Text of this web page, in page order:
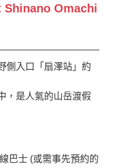
Shinano Omachi
側入口「扇澤站」約
，是人氣的山岳渡假
、網球場、迷你高爾
，冬季期間暫停營業)
巴士 (或需事先預約的